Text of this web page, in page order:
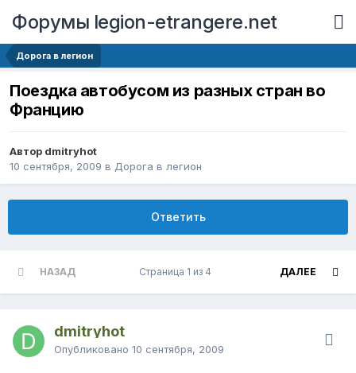
Форумы legion-etrangere.net
Дорога в легион
Поездка автобусом из разных стран во
Францию
Автор dmitryhot
10 сентября, 2009 в Дорога в легион
Ответить
НАЗАД ДАЛЕЕ
Страница 1 из 4
dmitryhot
Опубликовано 10 сентября, 2009